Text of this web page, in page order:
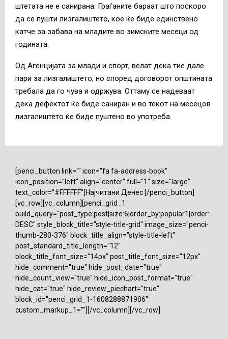
штетата не е санирана. Граѓаните бараат што поскоро
да се пушти лизгалиштето, кое ќе биде единствено
катче за забава на младите во зимските месеци од
годината.
Од Агенцијата за млади и спорт, велат дека тие дале
пари за лизгалиштето, но според договорот општината
требала да го чува и одржува. Оттаму се надеваат
дека дефектот ќе биде саниран и во текот на месецов
лизгалиштето ќе биде пуштено во употреба.
[penci_button link="" icon="fa fa-address-book"
icon_position="left" align="center" full="1" size="large"
text_color="#FFFFFF"]Најчитани Денес [/penci_button]
[vc_row][vc_column][penci_grid_1
build_query="post_type:post|size:6|order_by:popular1|order:
DESC" style_block_title="style-title-grid" image_size="penci-
thumb-280-376" block_title_align="style-title-left"
post_standard_title_length="12"
block_title_font_size="14px" post_title_font_size="12px"
hide_comment="true" hide_post_date="true"
hide_count_view="true" hide_icon_post_format="true"
hide_cat="true" hide_review_piechart="true"
block_id="penci_grid_1-1608288871906"
custom_markup_1=""][/vc_column][/vc_row]